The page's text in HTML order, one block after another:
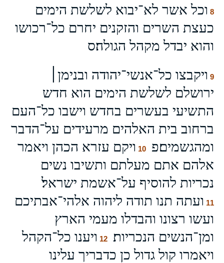
8 וכל אשר לא־יבוא לשלשת הימים
כעצת השרים והזקנים יחרם כל־רכושו
והוא יבדל מקהל הגולה׃ס
9 ויקבצו כל־אנשי־יהודה ובנימן׀
ירושלם לשלשת הימים הוא חדש
התשיעי בעשרים בחדש וישבו כל־העם
ברחוב בית האלהים מרעידים על־הדבר
ומהגשמים׃פ
10 ויקם עזרא הכהן ויאמר
אלהם אתם מעלתם ותשיבו נשים
נכריות להוסיף על־אשמת ישראל׃
11 ועתה תנו תודה ליהוה אלהי־אבתיכם
ועשו רצונו והבדלו מעמי הארץ
ומן־הנשים הנכריות׃
12 ויענו כל־הקהל
ויאמרו קול גדול כן כדבריך עלינו